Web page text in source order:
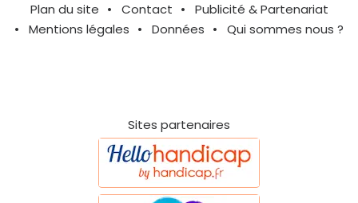
Plan du site Contact
Publicité & Partenariat
Mentions légales
Données Qui sommes nous ?
Sites partenaires